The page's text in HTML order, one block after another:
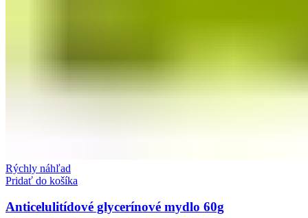
Rýchly náhľad
Pridať do košíka
Anticelulitídové glycerínové mydlo 60g